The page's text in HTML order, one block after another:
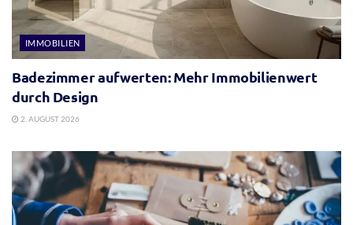
IMMOBILIEN
Badezimmer aufwerten: Mehr Immobilienwert
durch Design
2. AUGUST 2026